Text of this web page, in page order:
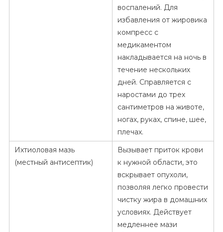
воспалений. Для
избавления от жировика
компресс с
медикаментом
накладывается на ночь в
течение нескольких
дней. Справляется с
наростами до трех
сантиметров на животе,
ногах, руках, спине, шее,
плечах.
Ихтиоловая мазь
(местный антисептик)
Вызывает приток крови
к нужной области, это
вскрывает опухоли,
позволяя легко провести
чистку жира в домашних
условиях. Действует
медленнее мази